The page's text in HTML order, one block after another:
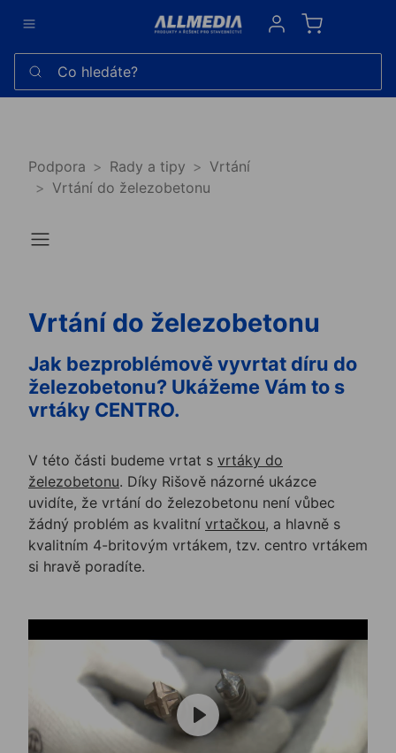
Sign in
Co hledáte?
Podpora Rady a tipy
Vrtání
Vrtání do železobetonu
Vrtání do železobetonu
Jak bezproblémově vyvrtat díru do
železobetonu? Ukážeme Vám to s
vrtáky CENTRO.
V této části budeme vrtat s vrtáky do
železobetonu. Díky Rišově názorné ukázce
uvidíte, že vrtání do železobetonu není vůbec
žádný problém as kvalitní vrtačkou, a hlavně s
kvalitním 4-britovým vrtákem, tzv. centro vrtákem
si hravě poradíte.
Play